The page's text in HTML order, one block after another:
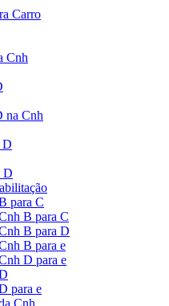
Carro
Cnh
na Cnh
D
D
para C
B para C
B para D
B para e
D para e
para e
Cnh